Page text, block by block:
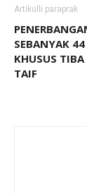
Artikulli paraprak
SEBANYAK
KHUSUS
TAIF